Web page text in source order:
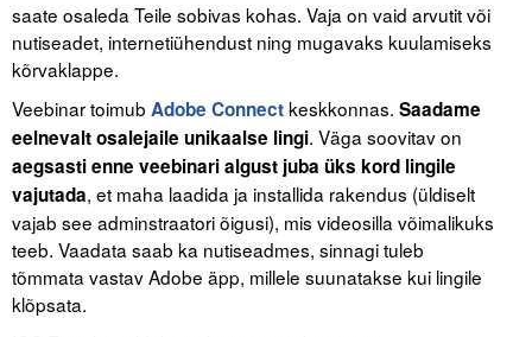
saate osaleda Teile sobivas kohas. Vaja on vaid arvutit või
nutiseadet, internetiühendust ning mugavaks kuulamiseks
kõrvaklappe.
Veebinar toimub Adobe Connectkeskkonnas. Saadame
eelnevalt osalejaile unikaalse lingi. Väga soovitav on
aegsasti enne veebinari algust juba üks kord lingile
vajutada, et maha laadida ja installida rakendus (üldiselt
vajab see adminstraatori õigusi), mis videosilla võimalikuks
teeb. Vaadata saab ka nutiseadmes, sinnagi tuleb
tõmmata vastav Adobe äpp, millele suunatakse kui lingile
klõpsata.